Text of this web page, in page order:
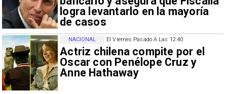
logra levantarlo en la mayoría
de casos
El Viernes Pasado A Las 12:40
Actriz chilena compite por el
Oscar con Penélope Cruz y
Anne Hathaway
NACIONAL